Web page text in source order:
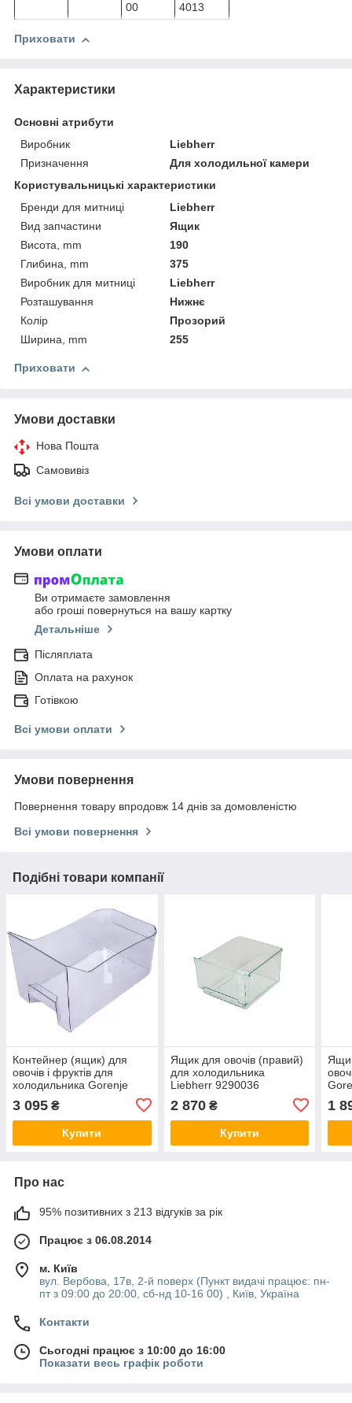
00
4013
Приховати
Характеристики
Основні атрибути
Виробник
Liebherr
Призначення
Для холодильної камери
Користувальницькі характеристики
Бренди для митниці
Liebherr
Вид запчастини
Ящик
Висота, mm
190
Глибина, mm
375
Виробник для митниці
Liebherr
Розташування
Нижнє
Колір
Прозорий
Ширина, mm
255
Приховати
Умови доставки
Нова Пошта
Самовивіз
Всі умови доставки
Умови оплати
Ви отримаєте замовлення
або гроші повернуться на вашу картку
Детальніше
Післяплата
Оплата на рахунок
Готівкою
Всі умови оплати
Умови повернення
Повернення товару впродовж 14 днів за домовленістю
Всі умови повернення
Подібні товари компанії
Контейнер (ящик) для
овочів і фруктів для
холодильника Gorenje
3 095 ₴
Купити
Ящик для овочів (правий)
для холодильника
Liebherr 9290036
2 870₴
Купити
1
Про нас
95% позитивних з 213 відгуків за рік
Працює з 06.08.2014
м. Київ
вул. Вербова, 17в, 2-й поверх (Пункт видачі працює: пн-
пт з 09:00 до 20:00, сб-нд 10-16 00) , Київ, Україна
Контакти
Сьогодні працює з 10:00 до 16:00
Показати весь графік роботи